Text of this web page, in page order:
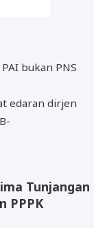
bukan PNS
edaran dirjen
Tunjangan
PPPK